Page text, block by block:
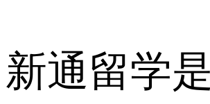
新通留学